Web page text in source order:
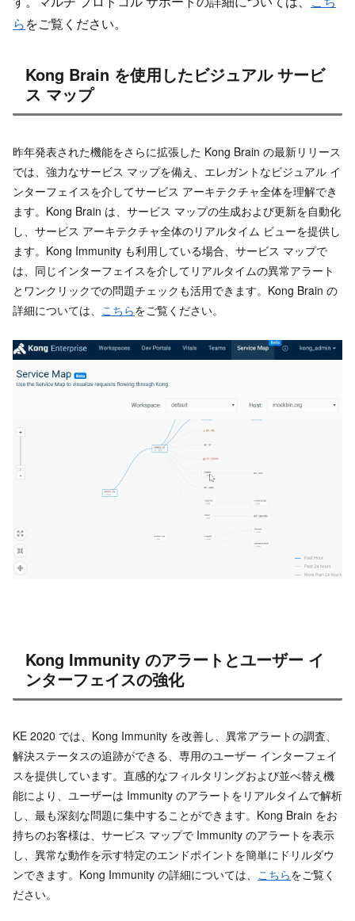
らをご覧ください。
Kong Brain を使用したビジュアル サービ
ス マップ
昨年発表された機能をさらに拡張した Kong Brain の最新リリース
では、強力なサービス マップを備え、エレガントなビジュアル イ
ンターフェイスを介してサービス アーキテクチャ全体を理解でき
ます。Kong Brain は、サービス マップの生成および更新を自動化
し、サービス アーキテクチャ全体のリアルタイム ビューを提供し
ます。Kong Immunity も利用している場合、サービス マップで
は、同じインターフェイスを介してリアルタイムの異常アラート
とワンクリックでの問題チェックも活用できます。Kong Brain の
詳細については、 こちらをご覧ください。
Kong Immunity のアラートとユーザー イ
ンターフェイスの強化
KE 2020 では、Kong Immunity を改善し、異常アラートの調査、
解決ステータスの追跡ができる、専用のユーザー インターフェイ
スを提供しています。直感的なフィルタリングおよび並べ替え機
能により、ユーザーは Immunity のアラートをリアルタイムで解析
し、最も深刻な問題に集中することができます。Kong Brain をお
持ちのお客様は、サービス マップで Immunity のアラートを表示
し、異常な動作を示す特定のエンドポイントを簡単にドリルダウ
ンできます。Kong Immunity の詳細については、 こちらをご覧く
ださい。